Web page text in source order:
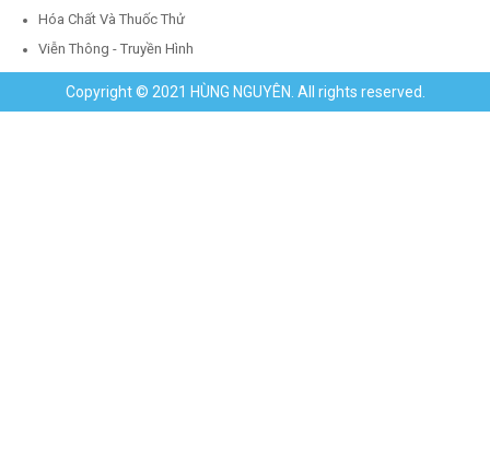
Hóa Chất Và Thuốc Thử
Viễn Thông - Truyền Hình
Copyright © 2021 HÙNG NGUYÊN. All rights reserved.